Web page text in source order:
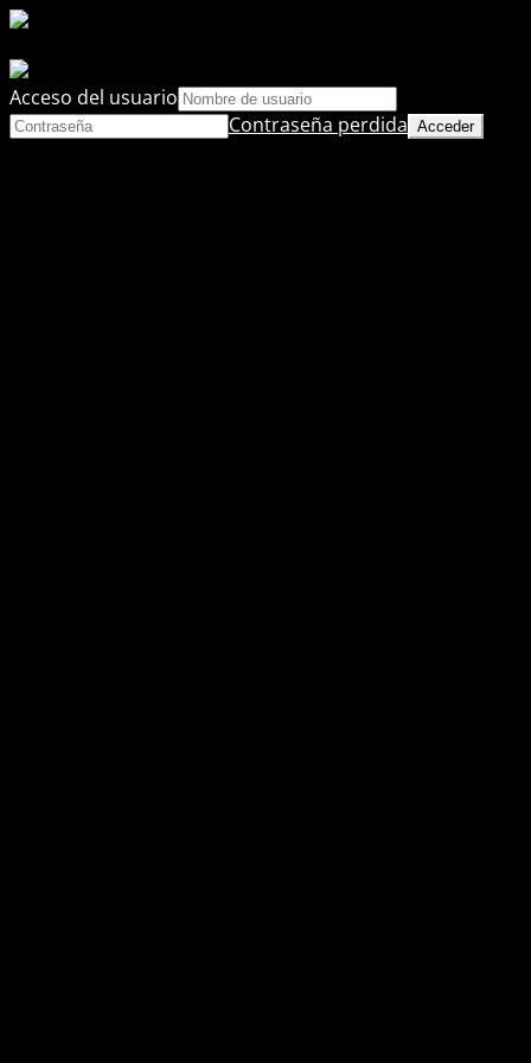
Acceso del usuario
Contraseña perdida